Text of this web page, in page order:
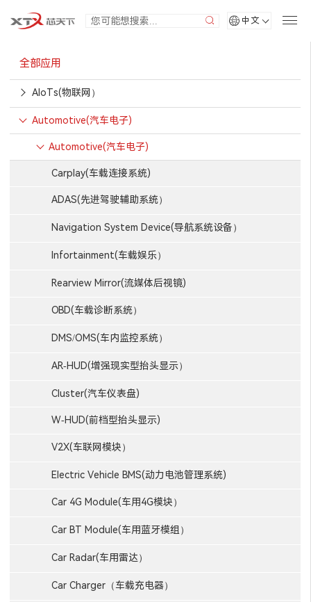
中文
全部应用
AIoTs(物联网）
Automotive(汽车电子)
Automotive(汽车电子)
Carplay(车载连接系统)
ADAS(先进驾驶辅助系统）
Navigation System Device(导航系统设备）
Infortainment(车载娱乐）
Rearview Mirror(流媒体后视镜)
OBD(车载诊断系统）
DMS/OMS(车内监控系统）
AR-HUD(增强现实型抬头显示）
Cluster(汽车仪表盘)
W-HUD(前档型抬头显示)
V2X(车联网模块）
Electric Vehicle BMS(动力电池管理系统)
Car 4G Module(车用4G模块）
Car BT Module(车用蓝牙模组）
Car Radar(车用雷达）
Car Charger（车载充电器）